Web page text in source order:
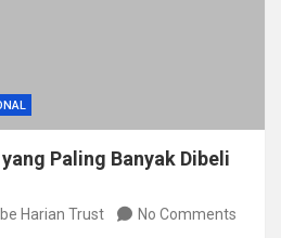
Paling Banyak Dibeli
Harian Trust No Comments